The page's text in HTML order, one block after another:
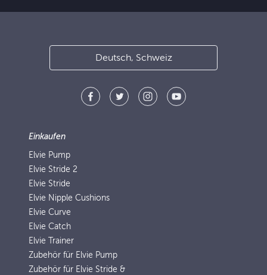
Deutsch, Schweiz
Einkaufen
Elvie Pump
Elvie Stride 2
Elvie Stride
Elvie Nipple Cushions
Elvie Curve
Elvie Catch
Elvie Trainer
Zubehör für Elvie Pump
Zubehör für Elvie Stride &